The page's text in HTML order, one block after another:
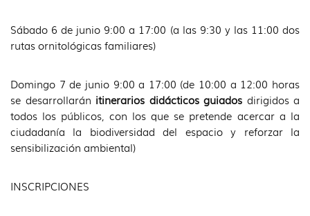
Sábado 6 de junio 9:00 a 17:00 (a las 9:30 y las 11:00 dos
rutas ornitológicas familiares)
Domingo 7 de junio 9:00 a 17:00 (de 10:00 a 12:00 horas
se desarrollarán itinerarios didácticos guiados dirigidos a
todos los públicos, con los que se pretende acercar a la
ciudadanía la biodiversidad del espacio y reforzar la
sensibilización ambiental)
INSCRIPCIONES